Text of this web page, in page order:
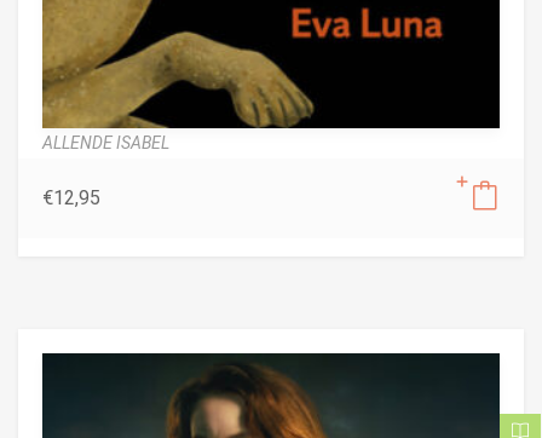
ALLENDE ISABEL
€12,95